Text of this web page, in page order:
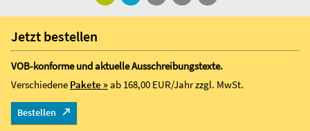
Jetzt bestellen
VOB-konforme und aktuelle Ausschreibungstexte.
Verschiedene Pakete »ab 168,00 EUR/Jahrzzgl. MwSt.
Bestellen